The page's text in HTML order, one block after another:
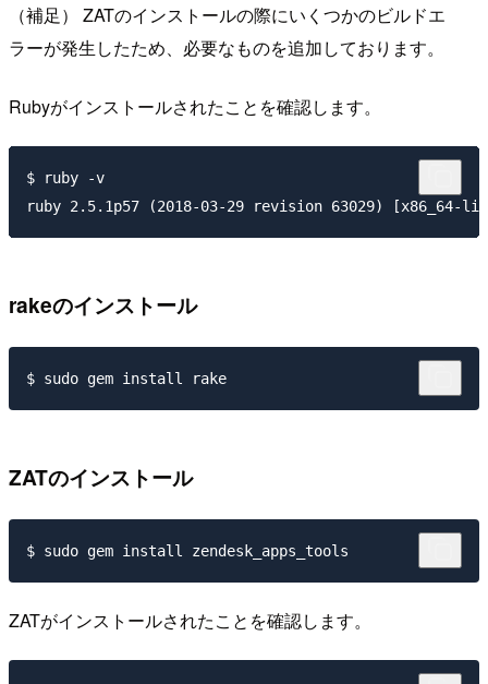
（補足） ZATのインストールの際にいくつかのビルドエ
ラーが発生したため、必要なものを追加しております。
Rubyがインストールされたことを確認します。
$ ruby -v
rakeのインストール
ZATのインストール
ZATがインストールされたことを確認します。